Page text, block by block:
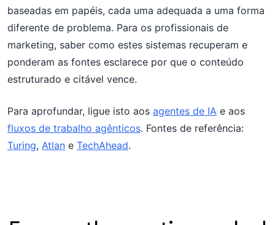
baseadas em papéis, cada uma adequada a uma forma
diferente de problema. Para os profissionais de
marketing, saber como estes sistemas recuperam e
ponderam as fontes esclarece por que o conteúdo
estruturado e citável vence.
Para aprofundar, ligue isto aos agentes de IA e aos
fluxos de trabalho agênticos. Fontes de referência:
Turing, Atlan e TechAhead.